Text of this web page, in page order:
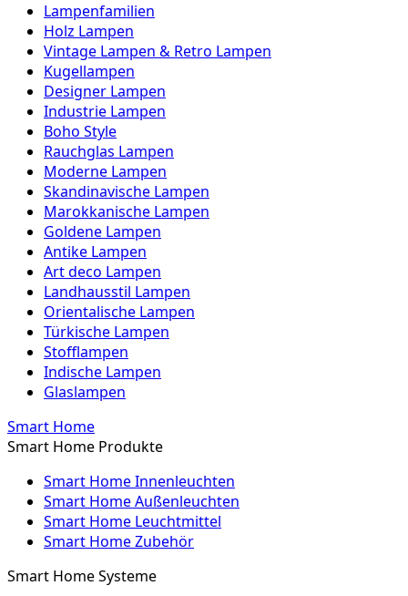
Lampenfamilien
Holz Lampen
Vintage Lampen & Retro Lampen
Kugellampen
Designer Lampen
Industrie Lampen
Boho Style
Rauchglas Lampen
Moderne Lampen
Skandinavische Lampen
Marokkanische Lampen
Goldene Lampen
Antike Lampen
Art deco Lampen
Landhausstil Lampen
Orientalische Lampen
Türkische Lampen
Stofflampen
Indische Lampen
Glaslampen
Smart Home
Smart Home Produkte
Smart Home Innenleuchten
Smart Home Außenleuchten
Smart Home Leuchtmittel
Smart Home Zubehör
Smart Home Systeme